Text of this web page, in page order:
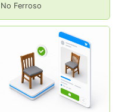
No Ferroso